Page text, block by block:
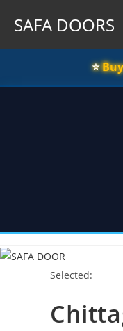
SAFA DOORS
⭐️
to
Selected: